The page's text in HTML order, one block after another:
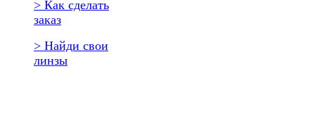
> Как сделать
заказ
> Найди свои
линзы